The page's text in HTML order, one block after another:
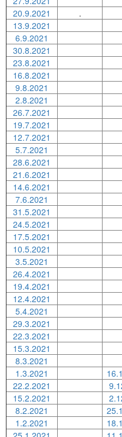
20.9.2021
.
13.9.2021
6.9.2021
30.8.2021
23.8.2021
16.8.2021
9.8.2021
2.8.2021
26.7.2021
19.7.2021
12.7.2021
5.7.2021
28.6.2021
21.6.2021
14.6.2021
7.6.2021
31.5.2021
24.5.2021
17.5.2021
10.5.2021
3.5.2021
26.4.2021
19.4.2021
12.4.2021
5.4.2021
29.3.2021
22.3.2021
15.3.2021
8.3.2021
1.3.2021
22.2.2021
15.2.2021
8.2.2021
1.2.2021